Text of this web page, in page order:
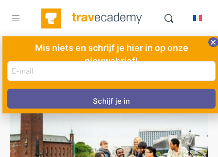
Mis niets en schrijf je hier in op onze
nieuwsbrief!
E-
mail
adres